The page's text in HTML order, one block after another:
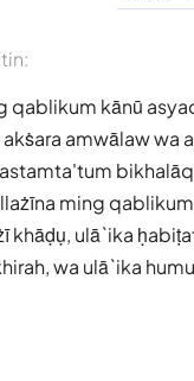
qablikum kānū
amwālaw wa
ming
khāḍụ, ulā`ika
wa ulā`ika